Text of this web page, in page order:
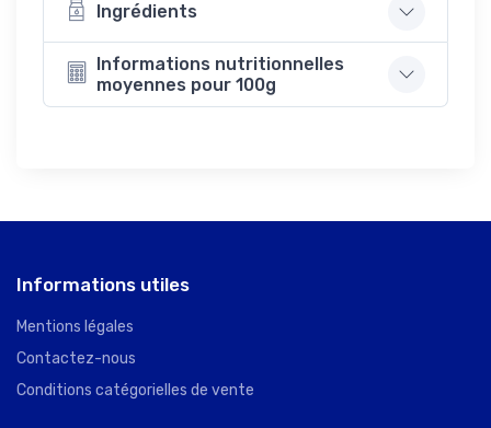
Ingrédients
Informations nutritionnelles
moyennes pour 100g
Informations utiles
Mentions légales
Contactez-nous
Conditions catégorielles de vente